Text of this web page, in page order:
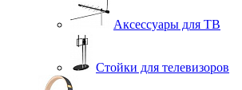
Аксессуары для ТВ
Стойки для телевизоров